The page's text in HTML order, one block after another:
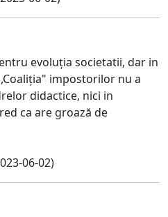
evoluția societatii, dar in
impostorilor nu a
didactice, nici in
ca are groază de
06-02)